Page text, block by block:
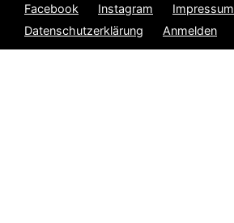
Facebook
Instagram
Impressum
Datenschutzerklärung
Anmelden